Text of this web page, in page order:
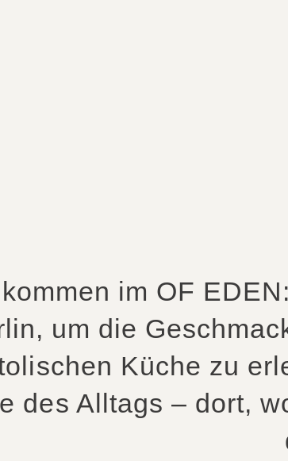
im OF
um die
Küche zu
des Alltags – dort,